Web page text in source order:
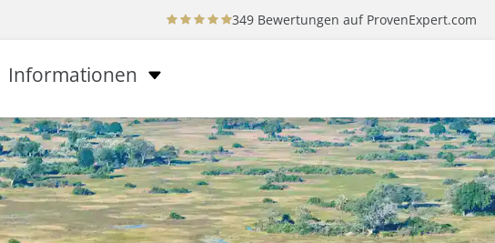
349 Bewertungen auf ProvenExpert.com
Informationen